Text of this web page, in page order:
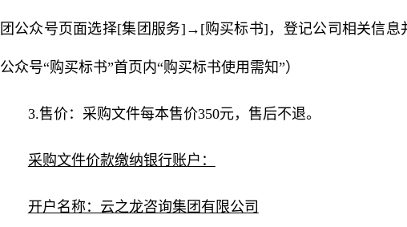
团公众号页面选择[集团服务]→[购买标书]，登记公司相关信
公众号“购买标书”首页内“购买标书使用需知”）
3.售价：采购文件每本售价350元，售后不退。
采购文件价款缴纳银行账户：
开户名称：云之龙咨询集团有限公司